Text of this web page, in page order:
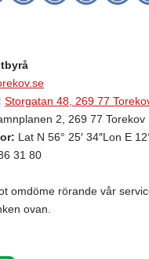
Storgatan 48, 269 77
2, 269 77 Torekov
Lat N 56° 25′ 34″Lon E
31 80
omdöme rörande vår
ovan.